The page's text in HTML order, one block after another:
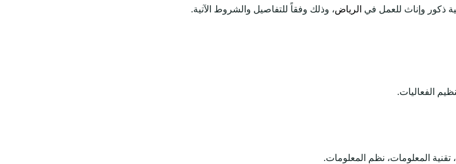
ذكور وإناث للعمل في الرياض، وذلك وفقاً للتفاصيل والشروط الآتية.
الفعاليات.
المعلومات، نظم المعلومات.